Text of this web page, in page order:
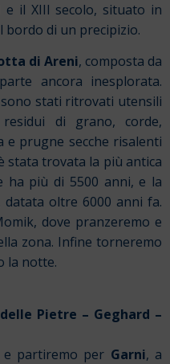
il XIII secolo, situato in
bordo di un precipizio.
di Areni, composta da
ancora inesplorata.
stati ritrovati utensili
di grano, corde,
e prugne secche risalenti
stata trovata la più antica
ha più di 5500 anni, e la
datata oltre 6000 anni fa.
dove pranzeremo e
zona. Infine torneremo
la notte.
Pietre – Geghard –
e partiremo per Garni, a